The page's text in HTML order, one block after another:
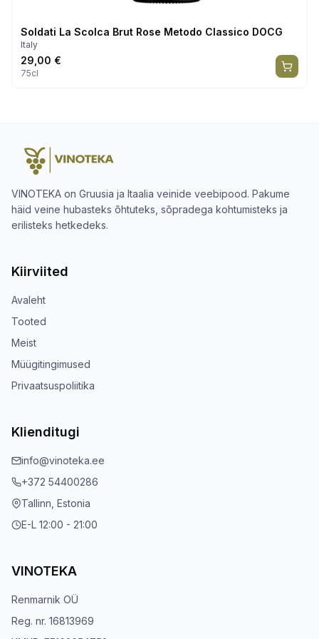
Soldati La Scolca Brut Rose Metodo Classico DOCG
Italy
29,00 €
75cl
VINOTEKA on Gruusia ja Itaalia veinide veebipood. Pakume
häid veine hubasteks õhtuteks, sõpradega kohtumisteks ja
erilisteks hetkedeks.
Kiirviited
Avaleht
Tooted
Meist
Müügitingimused
Privaatsuspoliitika
Klienditugi
info@vinoteka.ee
+372 54400286
Tallinn, Estonia
E-L 12:00 - 21:00
VINOTEKA
Renmarnik OÜ
Reg. nr. 16813969